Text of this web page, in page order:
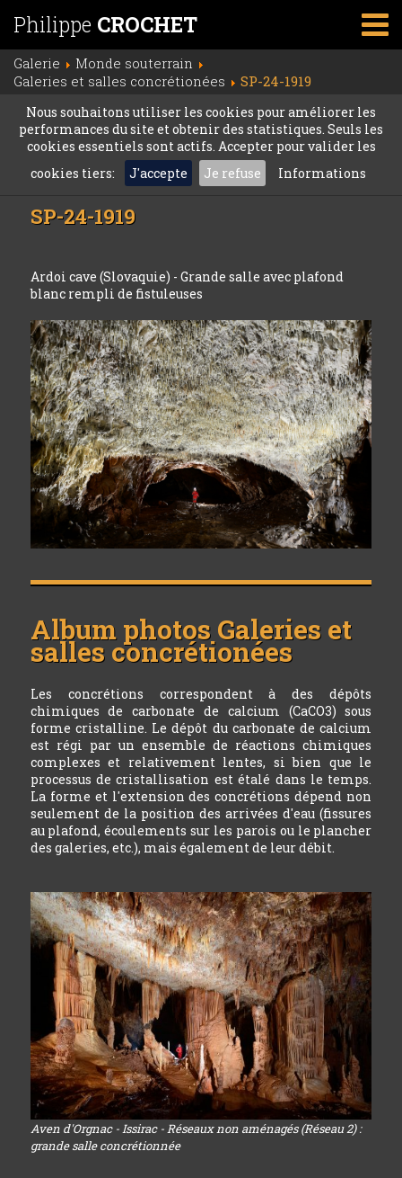
Philippe CROCHET
Galerie
Monde souterrain
Galeries et salles concrétionées
SP-24-1919
Nous souhaitons utiliser les cookies pour améliorer les
performances du site et obtenir des statistiques. Seuls les
cookies essentiels sont actifs. Accepter pour valider les
cookies tiers:
J'accepte Je refuse Informations
SP-24-1919
Ardoi cave (Slovaquie) - Grande salle avec plafond
blanc rempli de fistuleuses
Album photos Galeries et
salles concrétionées
Les concrétions correspondent à des dépôts
chimiques de carbonate de calcium (CaCO3) sous
forme cristalline. Le dépôt du carbonate de calcium
est régi par un ensemble de réactions chimiques
complexes et relativement lentes, si bien que le
processus de cristallisation est étalé dans le temps.
La forme et l'extension des concrétions dépend non
seulement de la position des arrivées d'eau (fissures
au plafond, écoulements sur les parois ou le plancher
des galeries, etc.), mais également de leur débit.
Aven d'Orgnac - Issirac - Réseaux non aménagés (Réseau 2) :
grande salle concrétionnée